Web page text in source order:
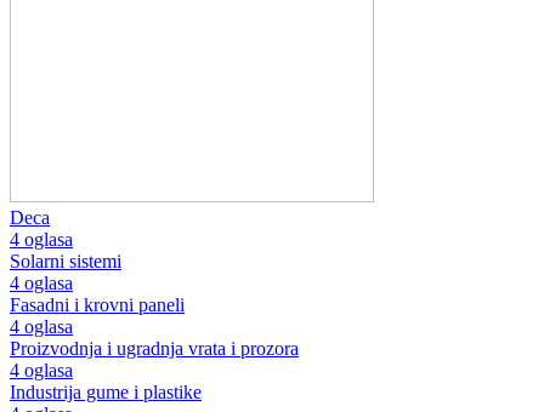
Deca
4 oglasa
Solarni sistemi
4 oglasa
Fasadni i krovni paneli
4 oglasa
Proizvodnja i ugradnja vrata i prozora
4 oglasa
Industrija gume i plastike